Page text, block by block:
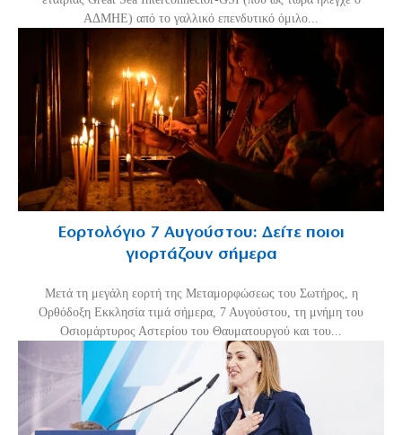
ΑΔΜΗΕ) από το γαλλικό επενδυτικό όμιλο...
Εορτολόγιο 7 Αυγούστου: Δείτε ποιοι
γιορτάζουν σήμερα
Μετά τη μεγάλη εορτή της Μεταμορφώσεως του Σωτήρος, η
Ορθόδοξη Εκκλησία τιμά σήμερα, 7 Αυγούστου, τη μνήμη του
Οσιομάρτυρος Αστερίου του Θαυματουργού και του...